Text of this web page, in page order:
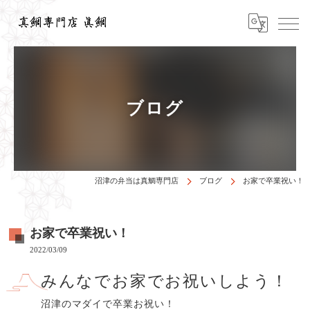
ブログ
沼津の弁当は真鯛専門店 ブログ お家で卒業祝い！
お家で卒業祝い！
2022/03/09
沼津のマダイで卒業お祝い！
みんなでお家でお祝いしよう！